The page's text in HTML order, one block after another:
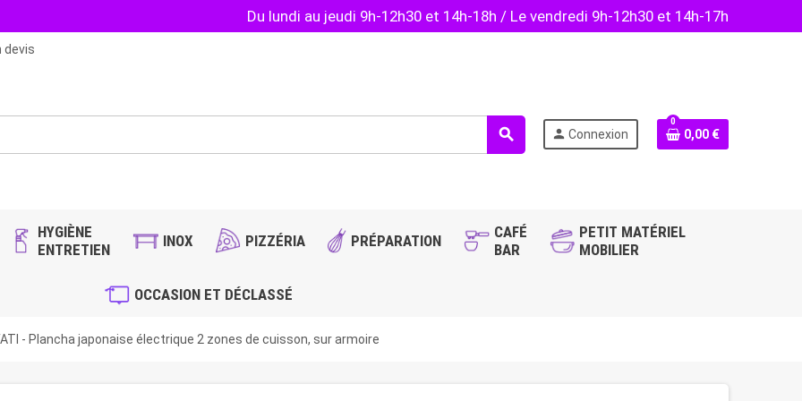
Du lundi au jeudi 9h-12h30 et 14h-18h / Le vendredi 9h-12h30 et 14h-17h
devis
search person Connexion
0
0,00 €
HYGIÈNE
ENTRETIEN
INOX PIZZÉRIA PRÉPARATION
CAFÉ
BAR
PETIT MATÉRIEL
MOBILIER
OCCASION ET DÉCLASSÉ
- Plancha japonaise électrique 2 zones de cuisson, sur armoire